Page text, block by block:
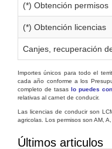
(*) Obtención permisos
(*) Obtención licencias
Canjes, recuperación
Importes únicos para todo el
cada año conforme a los
completo de tasas lo puedes
relativas al carnet de conducir.
Las licencias de conducir son
agricolas. Los permisos son AM,
Últimos articulos